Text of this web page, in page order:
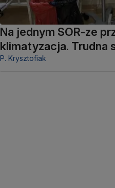
Na jednym SOR-ze
klimatyzacja. Trudna
P. Krysztofiak